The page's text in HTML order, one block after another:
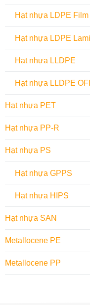
Hạt nhựa LDPE Film
Hạt nhựa LDPE
Hạt nhựa LLDPE
Hạt nhựa LLDPE
Hạt nhựa PET
Hạt nhựa PP-R
Hạt nhựa PS
Hạt nhựa GPPS
Hạt nhựa HIPS
Hạt nhựa SAN
Metallocene PE
Metallocene PP